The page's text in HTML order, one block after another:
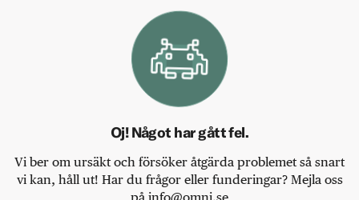
Oj! Något har gått fel.
Vi ber om ursäkt och försöker åtgärda problemet så snart
vi kan, håll ut! Har du frågor eller funderingar? Mejla oss